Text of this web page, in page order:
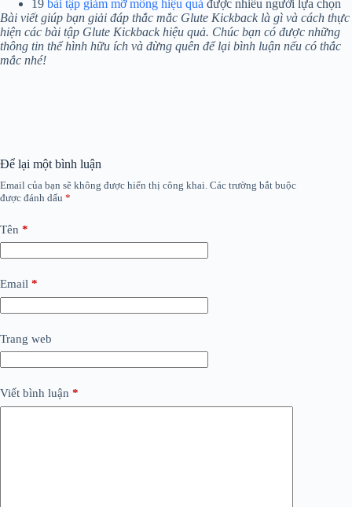
19 bài tập giảm mỡ mông hiệu quả được nhiều người lựa chọn
Bài viết giúp bạn giải đáp thắc mắc Glute Kickback là gì và cách thực
hiện các bài tập Glute Kickback hiệu quả. Chúc bạn có được những
thông tin thể hình hữu ích và đừng quên để lại bình luận nếu có thắc
mắc nhé!
Để lại một bình luận
Email của bạn sẽ không được hiển thị công khai. Các trường bắt buộc
được đánh dấu *
Tên *
Email *
Trang web
Viết bình luận *